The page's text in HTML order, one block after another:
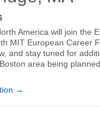
America will join the
MIT European Career
and stay tuned for
area being
→